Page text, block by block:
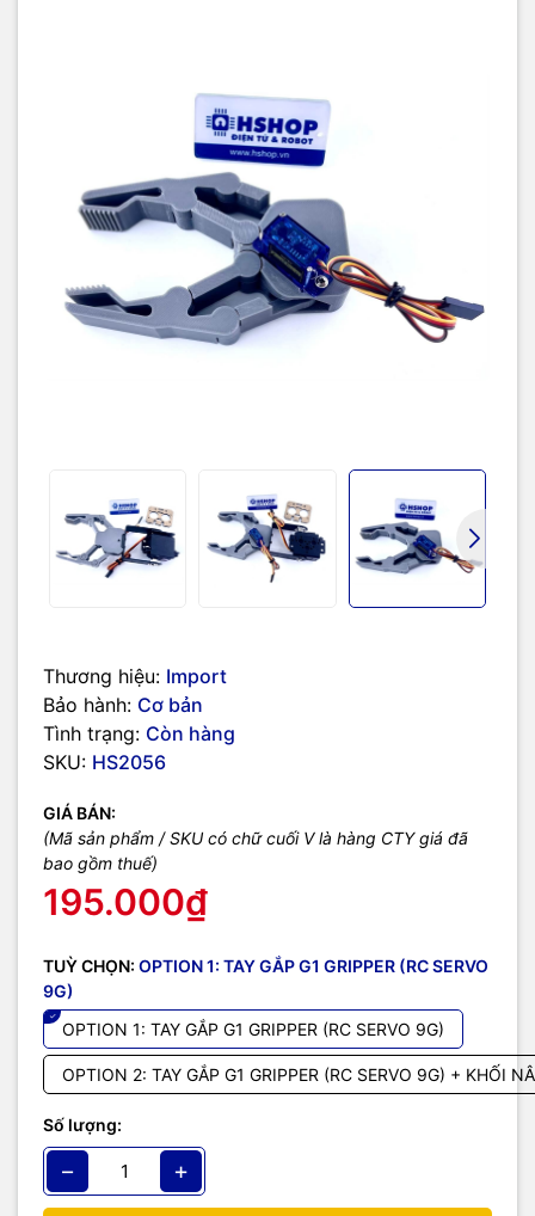
Thương hiệu: Import
Bảo hành: Cơ bản
Tình trạng: Còn hàng
SKU: HS2056
GIÁ BÁN:
(Mã sản phẩm / SKU có chữ cuối V là hàng CTY giá đã
bao gồm thuế)
195.000₫
TUỲ CHỌN: OPTION 1: TAY GẮP G1 GRIPPER (RC SERVO
9G)
OPTION 1: TAY GẮP G1 GRIPPER (RC SERVO 9G)
OPTION 2: TAY GẮP G1 GRIPPER (RC SERVO 9G) + KHỐI
Số lượng:
− +
HẠ (RC SERVO MG996) + GÁ BẮT CẢM BIẾN SIÊU ÂM